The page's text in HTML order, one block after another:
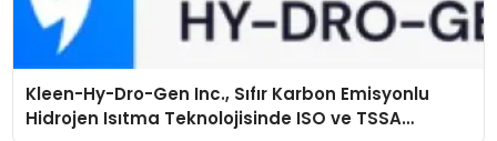
Kleen-Hy-Dro-Gen Inc., Sıfır Karbon Emisyonlu
Hidrojen Isıtma Teknolojisinde ISO ve TSSA